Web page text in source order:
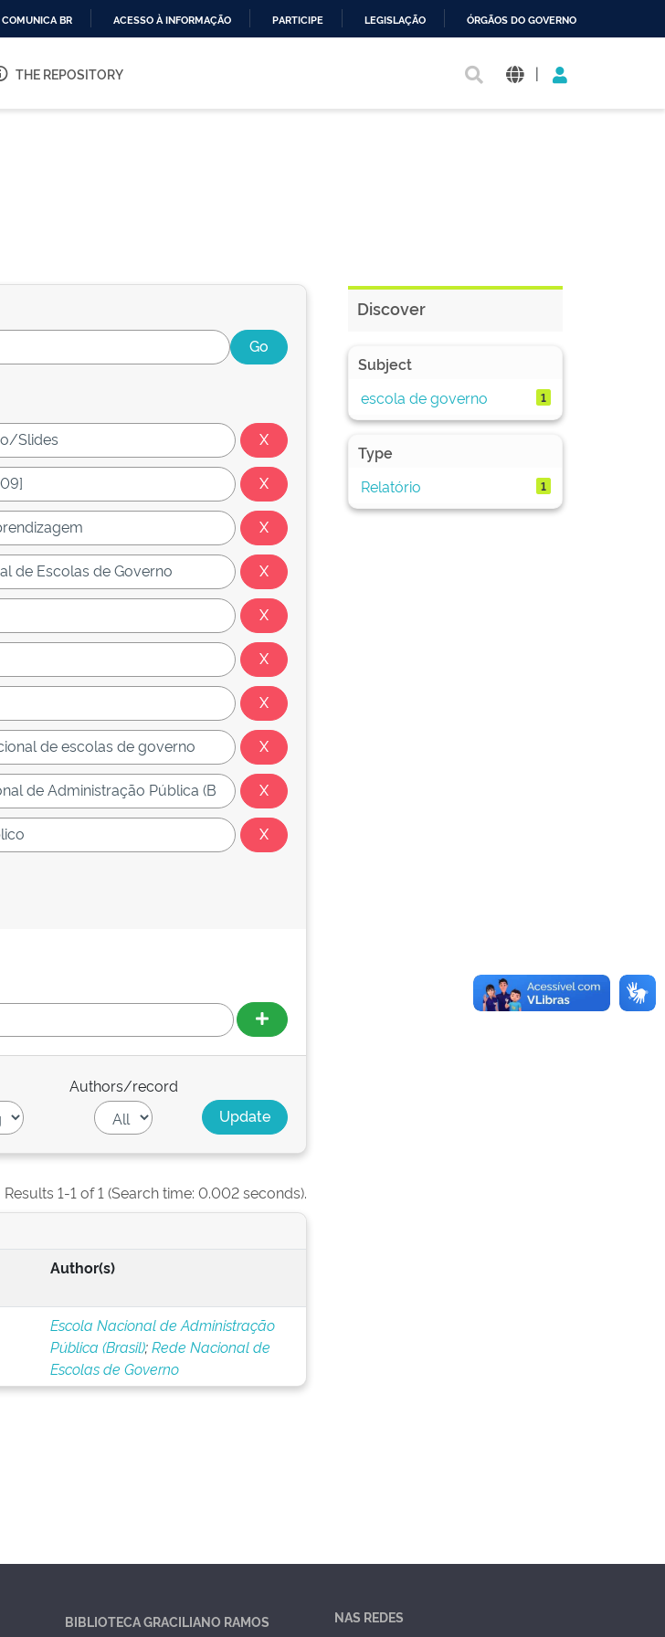
O
COMUNICA BR ACESSO À INFORMAÇÃO PARTICIPE LEGISLAÇÃO ÓRGÃOS DO GOVERNO
THE REPOSITORY |
Authors/record
Results 1-1 of 1 (Search time: 0.002 seconds).
Author(s)
Escola Nacional de Administração
Pública (Brasil);Rede Nacional de
Escolas de Governo
Discover
Subject
escola de governo
1
Type
Relatório
1
BIBLIOTECA GRACILIANO RAMOS NAS REDES